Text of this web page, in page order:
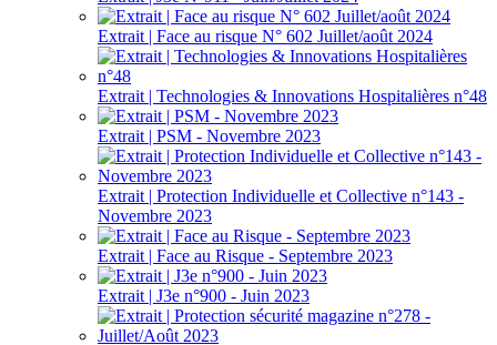
Extrait | Face au risque N° 602 Juillet/août 2024
Extrait | Technologies & Innovations Hospitalières n°48
Extrait | PSM - Novembre 2023
Extrait | Protection Individuelle et Collective n°143 -
Novembre 2023
Extrait | Face au Risque - Septembre 2023
Extrait | J3e n°900 - Juin 2023